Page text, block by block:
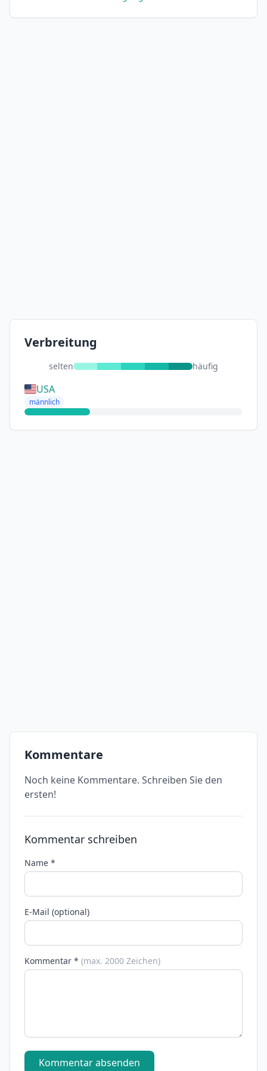
Verbreitung
selten häufig
USA
männlich
Kommentare
Noch keine Kommentare. Schreiben Sie den
ersten!
Kommentar schreiben
Name *
E-Mail (optional)
Kommentar * (max. 2000 Zeichen)
Kommentar absenden